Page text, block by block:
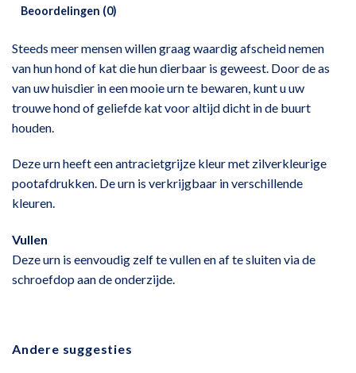
Beoordelingen (0)
Steeds meer mensen willen graag waardig afscheid nemen
van hun hond of kat die hun dierbaar is geweest. Door de as
van uw huisdier in een mooie urn te bewaren, kunt u uw
trouwe hond of geliefde kat voor altijd dicht in de buurt
houden.
Deze urn heeft een antracietgrijze kleur met zilverkleurige
pootafdrukken. De urn is verkrijgbaar in verschillende
kleuren.
Vullen
Deze urn is eenvoudig zelf te vullen en af te sluiten via de
schroefdop aan de onderzijde.
Andere suggesties